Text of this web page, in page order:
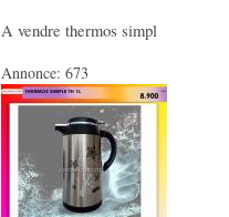
A vendre thermos simpl
Annonce:673